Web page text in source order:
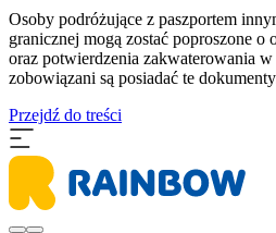
Osoby podróżujące z paszportem
granicznej mogą zostać poproszone o
oraz potwierdzenia zakwaterowania
zobowiązani są posiadać te
Przejdź do treści